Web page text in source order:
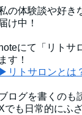
の体験談や好き
届け中！
にて「リトサ
ます！
▶リトサロンとは
ログを書くのも
でも日常的にふ